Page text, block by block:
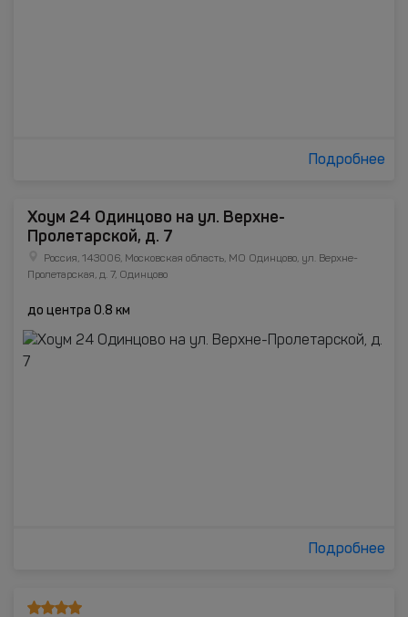
Подробнее
Хоум 24 Одинцово на ул. Верхне-
Пролетарской, д. 7
Россия, 143006, Московская область, МО Одинцово, ул. Верхне-
Пролетарская, д. 7, Одинцово
до центра 0.8 км
Подробнее